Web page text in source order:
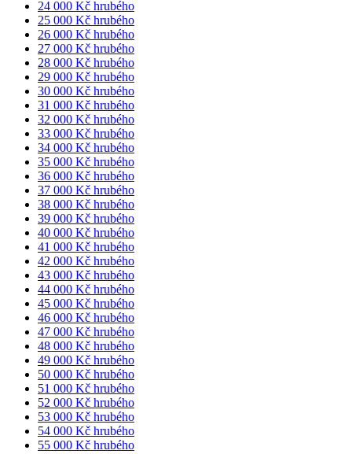
24 000 Kč hrubého
25 000 Kč hrubého
26 000 Kč hrubého
27 000 Kč hrubého
28 000 Kč hrubého
29 000 Kč hrubého
30 000 Kč hrubého
31 000 Kč hrubého
32 000 Kč hrubého
33 000 Kč hrubého
34 000 Kč hrubého
35 000 Kč hrubého
36 000 Kč hrubého
37 000 Kč hrubého
38 000 Kč hrubého
39 000 Kč hrubého
40 000 Kč hrubého
41 000 Kč hrubého
42 000 Kč hrubého
43 000 Kč hrubého
44 000 Kč hrubého
45 000 Kč hrubého
46 000 Kč hrubého
47 000 Kč hrubého
48 000 Kč hrubého
49 000 Kč hrubého
50 000 Kč hrubého
51 000 Kč hrubého
52 000 Kč hrubého
53 000 Kč hrubého
54 000 Kč hrubého
55 000 Kč hrubého